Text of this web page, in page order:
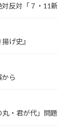
反対「７・11
げ史』
ら
・君が代」問